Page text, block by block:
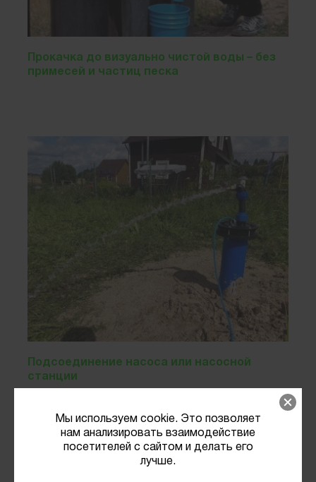
Прокачка до визуально чистой воды – без
примесей и частиц песка
Подсоединение насоса или насосной
станции
Мы используем cookie. Это позволяет
нам анализировать взаимодействие
посетителей с сайтом и делать его
лучше.